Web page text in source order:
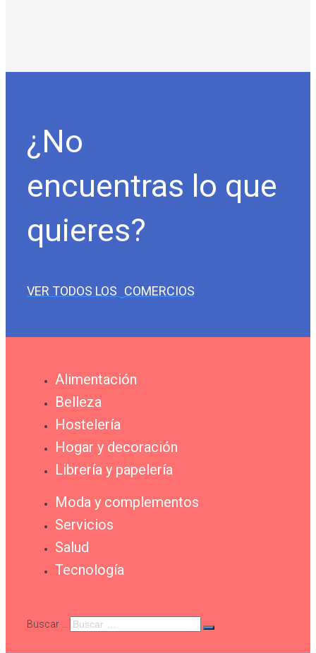
¿No
encuentras lo que
quieres?
VER TODOS LOS COMERCIOS
Alimentación
Belleza
Hostelería
Hogar y decoración
Librería y papelería
Moda y complementos
Servicios
Salud
Tecnología
Buscar …